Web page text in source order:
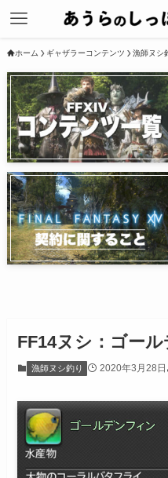
ホーム ギャザラーコンテンツ 漁師ヌシ
FF14ヌシ：ゴー
漁師ヌシ釣り 2020年3月28日